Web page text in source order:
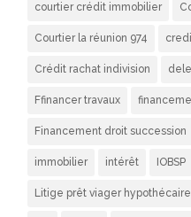
courtier crédit immobilier
Courtier la réunion 974
Crédit rachat indivision
Ffinancer travaux
Financement droit succession
immobilier intérêt IOBSP
Litige prêt viager hypothécaire